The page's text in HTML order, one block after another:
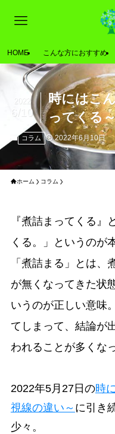
HOME こんな方におすすめ
時にはこ
ってくる
2022
6/10
コラム 2022年6月10日
ホーム コラム
『煮詰まってくる』
くる。」というのが
「煮詰まる」とは、
が無くなってきた状
いうのが正しい意味
てしまって、結論が
われることが多くな
2022年5月27日の時
視線の違い～ に引き
少々。